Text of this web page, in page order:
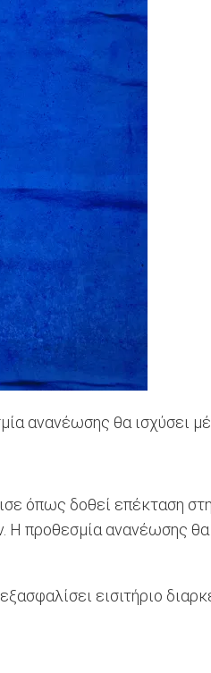
ανανέωσης θα ισχύσει
όπως δοθεί επέκταση
προθεσμία ανανέωσης θα
εισιτήριο